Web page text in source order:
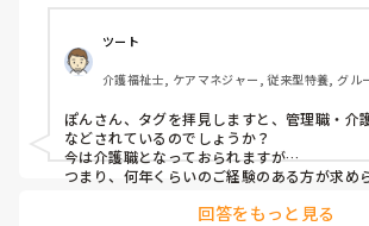
しかしUターン転職活動中にたまたま街で
流れでカフェで話して、
施設見学だけでも行ってみたら、実際に現
思って決めました。
ツート
介護福祉士, ケアマネジャー, 従来型特養, グル
ぽんさん、タグを拝見しますと、管理職・介
などされているのでしょうか？
今は介護職となっておられますが…
つまり、何年くらいのご経験のある方が求め
でも、せっかくのご質問、汎用的に普通に私
回答をもっと見る